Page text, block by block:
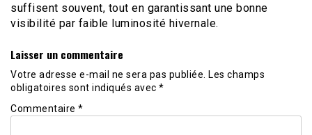
suffisent souvent, tout en garantissant une bonne
visibilité par faible luminosité hivernale.
Laisser un commentaire
Votre adresse e-mail ne sera pas publiée.
Les champs
obligatoires sont indiqués avec *
Commentaire *